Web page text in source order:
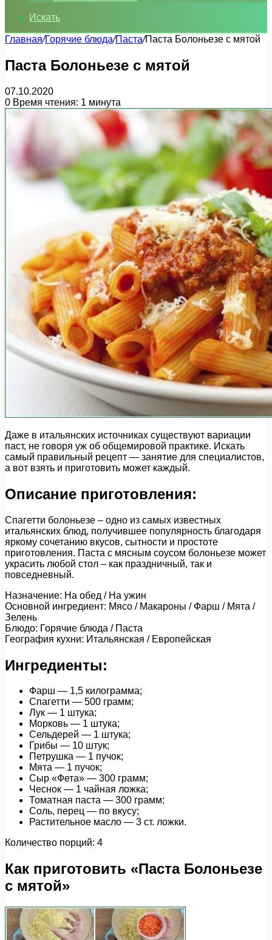
Искать
Главная/Горячие блюда/Паста/Паста Болоньезе с мятой
Паста Болоньезе с мятой
07.10.2020
0 Время чтения: 1 минута
Даже в итальянских источниках существуют вариации
паст, не говоря уж об общемировой практике. Искать
самый правильный рецепт — занятие для специалистов,
а вот взять и приготовить может каждый.
Описание приготовления:
Спагетти болоньезе – одно из самых известных
итальянских блюд, получившее популярность благодаря
яркому сочетанию вкусов, сытности и простоте
приготовления. Паста с мясным соусом болоньезе может
украсить любой стол – как праздничный, так и
повседневный.
Назначение: На обед / На ужин
Основной ингредиент: Мясо / Макароны / Фарш / Мята /
Зелень
Блюдо: Горячие блюда / Паста
География кухни: Итальянская / Европейская
Ингредиенты:
Фарш — 1,5 килограмма;
Спагетти — 500 грамм;
Лук — 1 штука;
Морковь — 1 штука;
Сельдерей — 1 штука;
Грибы — 10 штук;
Петрушка — 1 пучок;
Мята — 1 пучок;
Сыр «Фета» — 300 грамм;
Чеснок — 1 чайная ложка;
Томатная паста — 300 грамм;
Соль, перец — по вкусу;
Растительное масло — 3 ст. ложки.
Количество порций: 4
Как приготовить «Паста Болоньезе
с мятой»